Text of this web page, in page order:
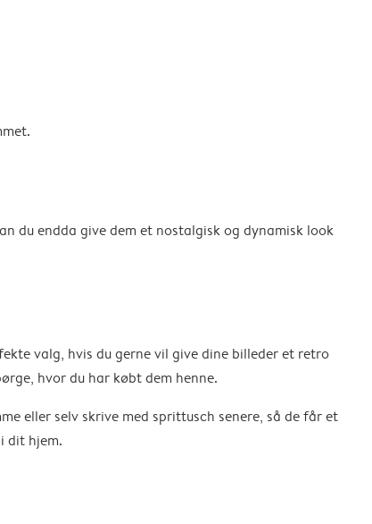
du endda give dem et nostalgisk og dynamisk look
valg, hvis du gerne vil give dine billeder et retro
hvor du har købt dem henne.
eller selv skrive med sprittusch senere, så de får et
dit hjem.